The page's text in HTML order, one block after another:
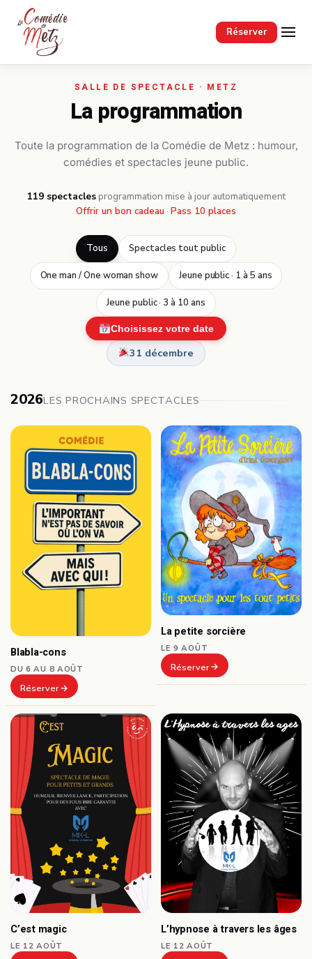
Réserver
Passer au contenu principal
La programmation
Toute la programmation de la Comédie de Metz : humour,
comédies et spectacles jeune public.
119 spectacles· programmation mise à jour automatiquement
Offrir un bon cadeau · Pass 10 places
Tous Spectacles tout public
One man / One woman show Jeune public · 1 à 5 ans
Jeune public · 3 à 10 ans
Choisissez votre date
31 décembre
2026LES PROCHAINS SPECTACLES
Blabla-cons
DU 6 AU 8 AOÛT
Réserver
La petite sorcière
LE 9 AOÛT
Réserver
C’est magic
LE 12 AOÛT
L’hypnose à travers les âges
LE 12 AOÛT